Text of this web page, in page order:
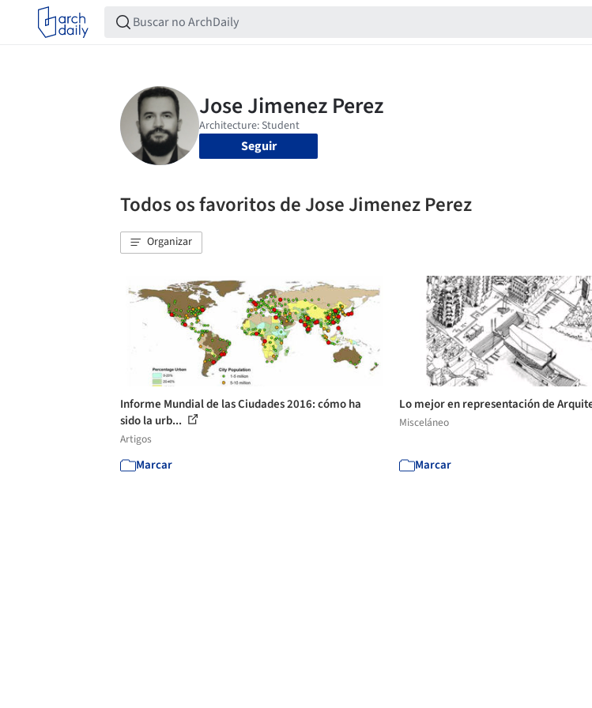
Seguir
Todos os favoritos de Jose Jimenez Perez
Organizar
Informe Mundial de las Ciudades 2016: cómo ha
sido la urb...
Artigos
Marcar
Lo mejor en representación de
Misceláneo
Marcar